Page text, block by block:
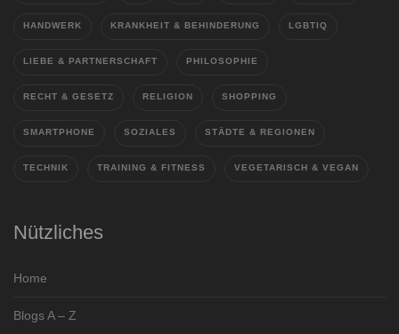
HANDWERK KRANKHEIT & BEHINDERUNG LGBTIQ
LIEBE & PARTNERSCHAFT PHILOSOPHIE
RECHT & GESETZ RELIGION SHOPPING
SMARTPHONE SOZIALES STÄDTE & REGIONEN
TECHNIK TRAINING & FITNESS VEGETARISCH & VEGAN
Nützliches
Home
Blogs A – Z